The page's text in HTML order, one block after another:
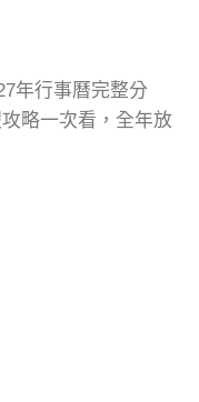
年行事曆完整分
略一次看，全年放